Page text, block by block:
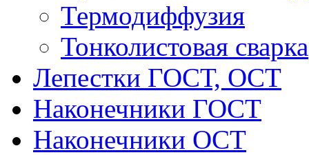
Термодиффузия
Тонколистовая сварка
Лепестки ГОСТ, ОСТ
Наконечники ГОСТ
Наконечники ОСТ